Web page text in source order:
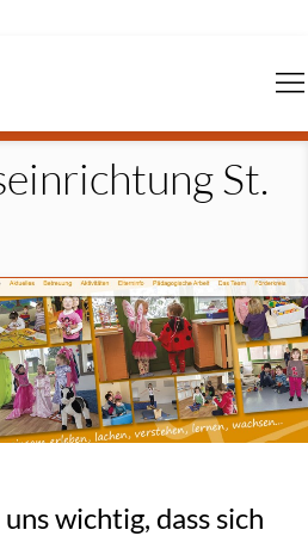
St.
wichtig, dass sich